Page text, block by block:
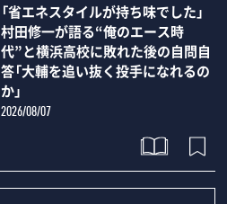
「省エネスタイルが持ち味でした」
村田修一が語る“俺のエース時
代”と横浜高校に敗れた後の自問自
答「大輔を追い抜く投手になれるの
か」
2026/08/07